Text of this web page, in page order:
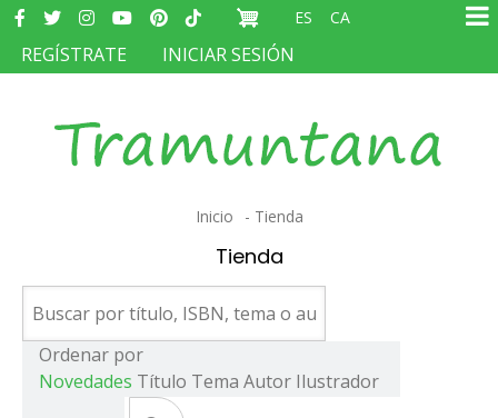
Pasar
contenido
Redes
sociales
ES CA
MENÚ
DEL
D'USUARI
REGÍSTRATE INICIAR SESIÓN
Sobrescribir
de
ayuda
a
la
Inicio Tienda
Tienda
Ordenar por
Novedades Título Tema Autor Ilustrador